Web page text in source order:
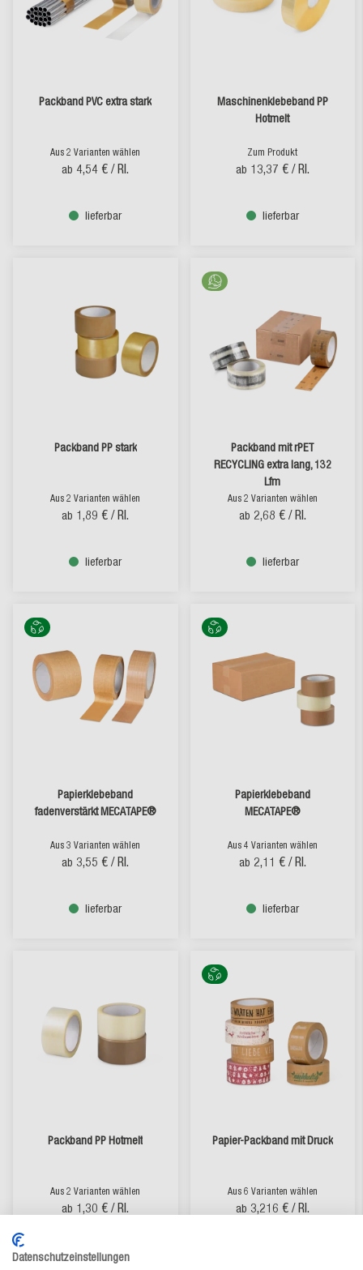
Packband PVC extra stark
Aus 2 Varianten wählen
ab 4,54 € / Rl.
lieferbar
Maschinenklebeband PP
Hotmelt
Zum Produkt
ab 13,37 € / Rl.
lieferbar
Packband PP stark
Aus 2 Varianten wählen
ab 1,89 € / Rl.
lieferbar
Packband mit rPET
RECYCLING extra lang, 132
Lfm
Aus 2 Varianten wählen
ab 2,68 € / Rl.
lieferbar
Papierklebeband
fadenverstärkt MECATAPE®
Aus 3 Varianten wählen
ab 3,55 € / Rl.
lieferbar
Papierklebeband
MECATAPE®
Aus 4 Varianten wählen
ab 2,11 € / Rl.
lieferbar
Packband PP Hotmelt
Aus 2 Varianten wählen
ab 1,30 € / Rl.
lieferbar
Papier-Packband mit Druck
Aus 6 Varianten wählen
ab 3,216 € / Rl.
Datenschutzeinstellungen